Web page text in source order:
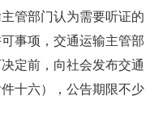
管部门认为需要听证的
事项，交通运输主管部
定前，向社会发布交通
十六），公告期限不少